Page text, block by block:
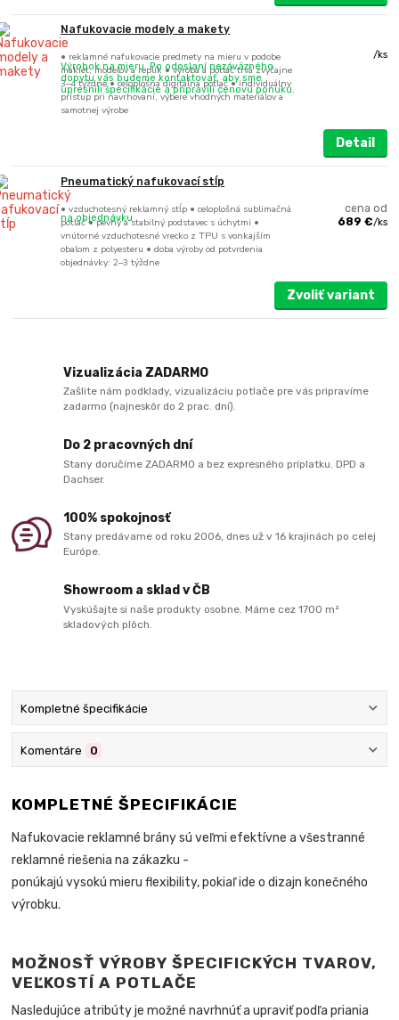
Nafukovacie modely a makety
• reklamné nafukovacie predmety na mieru v podobe
makiet, modelov a replík • výroba a potlač trvá zvyčajne
3–4 týždne • celoplošná digitálna potlač • individuálny
prístup pri navrhovaní, výbere vhodných materiálov a
samotnej výrobe
/ks
Výrobok na mieru. Po odoslaní nezáväzného
dopytu vás budeme kontaktovať, aby sme
upresnili špecifikácie a pripravili cenovú ponuku.
Detail
Pneumatický nafukovací stĺp
• vzduchotesný reklamný stĺp • celoplošná sublimačná
potlač • pevný a stabilný podstavec s úchytmi •
vnútorné vzduchotesné vrecko z TPU s vonkajším
obalom z polyesteru • doba výroby od potvrdenia
objednávky: 2–3 týždne
cena od
689 €/ks
na objednávku
Zvoliť variant
Vizualizácia ZADARMO
Zašlite nám podklady, vizualizáciu potlače pre vás pripravíme
zadarmo (najneskôr do 2 prac. dní).
Do 2 pracovných dní
Stany doručíme ZADARMO a bez expresného príplatku. DPD a
Dachser.
100% spokojnosť
Stany predávame od roku 2006, dnes už v 16 krajinách po celej
Európe.
Showroom a sklad v ČB
Vyskúšajte si naše produkty osobne. Máme cez 1700 m²
skladových plôch.
Kompletné špecifikácie
Komentáre 0
KOMPLETNÉ ŠPECIFIKÁCIE
Nafukovacie reklamné brány sú veľmi efektívne a všestranné
reklamné riešenia na zákazku -
ponúkajú vysokú mieru flexibility, pokiaľ ide o dizajn konečného
výrobku.
MOŽNOSŤ VÝROBY ŠPECIFICKÝCH TVAROV,
VEĽKOSTÍ A POTLAČE
Nasledujúce atribúty je možné navrhnúť a upraviť podľa priania